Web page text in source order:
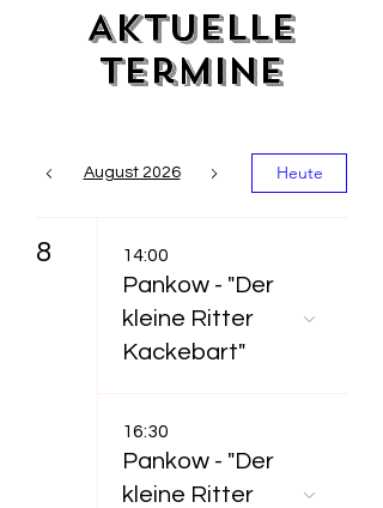
Aktuelle
Termine
August 2026 Heute
8 14:00
Pankow - "Der
kleine Ritter
Kackebart"
16:30
Pankow - "Der
kleine Ritter